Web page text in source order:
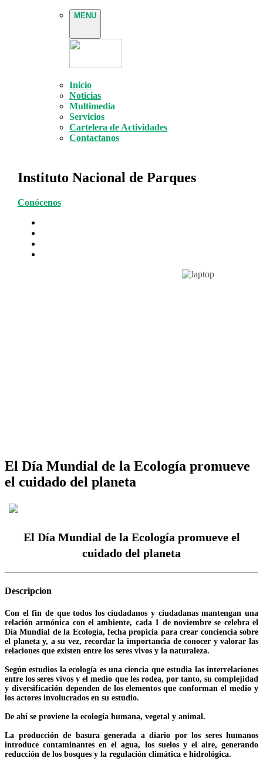
MENU
Inicio
Noticias
Multimedia
Servicios
Cartelera de Actividades
Contactanos
Instituto Nacional de Parques
Conócenos
El Día Mundial de la Ecología promueve
el cuidado del planeta
El Día Mundial de la Ecología promueve el
cuidado del planeta
Descripcion
Con el fin de que todos los ciudadanos y ciudadanas mantengan una
relación armónica con el ambiente, cada 1 de noviembre se celebra el
Día Mundial de la Ecología, fecha propicia para crear conciencia sobre
el planeta y, a su vez, recordar la importancia de conocer y valorar las
relaciones que existen entre los seres vivos y la naturaleza.
Según estudios la ecología es una ciencia que estudia las interrelaciones
entre los seres vivos y el medio que les rodea, por tanto, su complejidad
y diversificación dependen de los elementos que conforman el medio y
los actores involucrados en su estudio.
De ahí se proviene la ecología humana, vegetal y animal.
La producción de basura generada a diario por los seres humanos
introduce contaminantes en el agua, los suelos y el aire, generando
reducción de los bosques y la regulación climática e hidrológica.